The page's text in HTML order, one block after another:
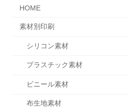
HOME
素材別印刷
シリコン素材
プラスチック素材
ビニール素材
布生地素材